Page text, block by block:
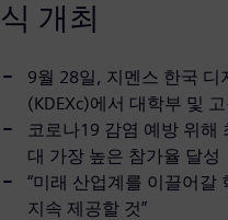
식 개최
9월 28일, 지멘스 한국 디
(KDEXc)에서 대학부 및
코로나19 감염 예방 위해
대 가장 높은 참가율 달성
“미래 산업계를 이끌어갈
지속 제공할 것”